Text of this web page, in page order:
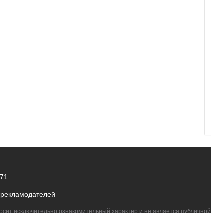
исключительно ознакомительный характер и не является